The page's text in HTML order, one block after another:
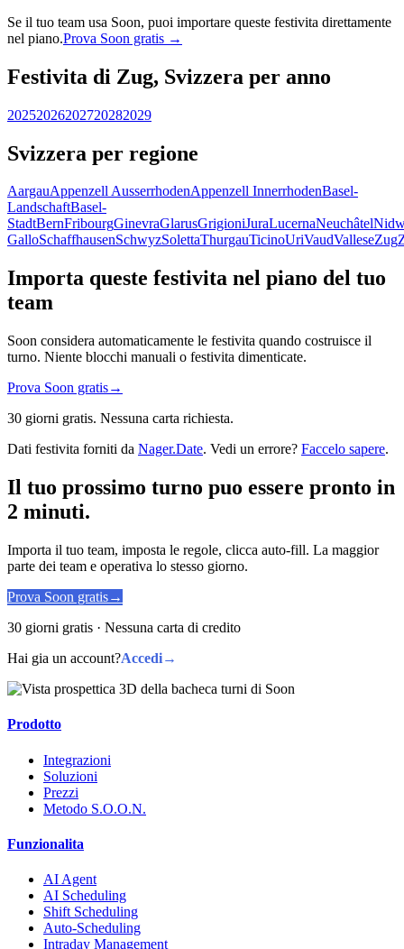
Se il tuo team usa Soon, puoi importare queste festivita direttamente
nel piano.Prova Soon gratis →
Festivita di Zug, Svizzera per anno
20252026202720282029
Svizzera per regione
AargauAppenzell AusserrhodenAppenzell InnerrhodenBasel-
LandschaftBasel-
StadtBernFribourgGinevraGlarusGrigioniJuraLucernaNeuchâtel
GalloSchaffhausenSchwyzSolettaThurgauTicinoUriVaudValleseZug
Importa queste festivita nel piano del tuo
team
Soon considera automaticamente le festivita quando costruisce il
turno. Niente blocchi manuali o festivita dimenticate.
Prova Soon gratis→
30 giorni gratis. Nessuna carta richiesta.
Dati festivita forniti da Nager.Date. Vedi un errore? Faccelo sapere.
Il tuo prossimo turno puo essere pronto in
2 minuti.
Importa il tuo team, imposta le regole, clicca auto-fill. La maggior
parte dei team e operativa lo stesso giorno.
Prova Soon gratis→
30 giorni gratis · Nessuna carta di credito
Hai gia un account?Accedi→
Prodotto
Integrazioni
Soluzioni
Prezzi
Metodo S.O.O.N.
Funzionalita
AI Agent
AI Scheduling
Shift Scheduling
Auto-Scheduling
Intraday Management